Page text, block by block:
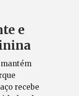
e
mantém
recebe